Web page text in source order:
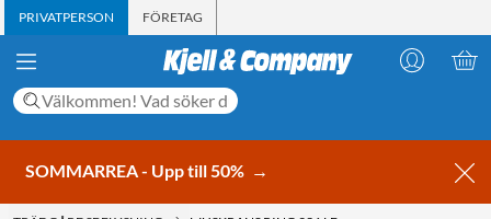
PRIVATPERSON FÖRETAG
SOMMARREA - Upp till 50% →